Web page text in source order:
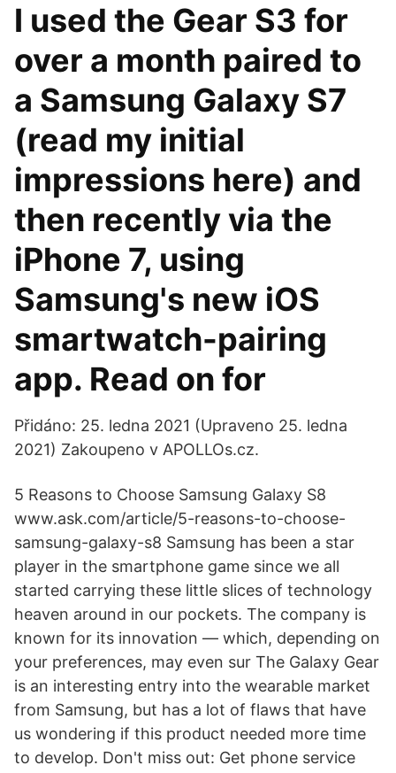
I used the Gear S3 for
over a month paired to
a Samsung Galaxy S7
(read my initial
impressions here) and
then recently via the
iPhone 7, using
Samsung's new iOS
smartwatch-pairing
app. Read on for
Přidáno: 25. ledna 2021 (Upraveno 25. ledna
2021) Zakoupeno v APOLLOs.cz.
5 Reasons to Choose Samsung Galaxy S8
www.ask.com/article/5-reasons-to-choose-
samsung-galaxy-s8 Samsung has been a star
player in the smartphone game since we all
started carrying these little slices of technology
heaven around in our pockets. The company is
known for its innovation — which, depending on
your preferences, may even sur The Galaxy Gear
is an interesting entry into the wearable market
from Samsung, but has a lot of flaws that have
us wondering if this product needed more time
to develop. Don't miss out: Get phone service